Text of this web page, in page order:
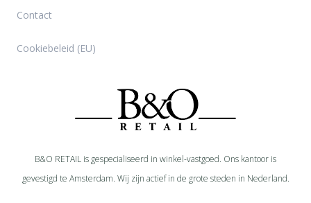
B&O RETAIL is gespecialiseerd in winkel-vastgoed. Ons kantoor is
gevestigd te Amsterdam. Wij zijn actief in de grote steden in Nederland.
Contact
Cookiebeleid (EU)